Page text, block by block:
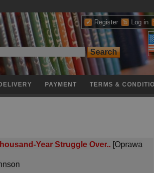
Register Log in
PAYMENT TERMS &
Year Struggle Over.. [Oprawa